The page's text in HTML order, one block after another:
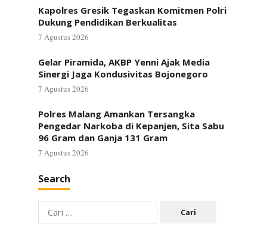
Kapolres Gresik Tegaskan Komitmen Polri
Dukung Pendidikan Berkualitas
7 Agustus 2026
Gelar Piramida, AKBP Yenni Ajak Media
Sinergi Jaga Kondusivitas Bojonegoro
7 Agustus 2026
Polres Malang Amankan Tersangka
Pengedar Narkoba di Kepanjen, Sita Sabu
96 Gram dan Ganja 131 Gram
7 Agustus 2026
Search
Cari
untuk: